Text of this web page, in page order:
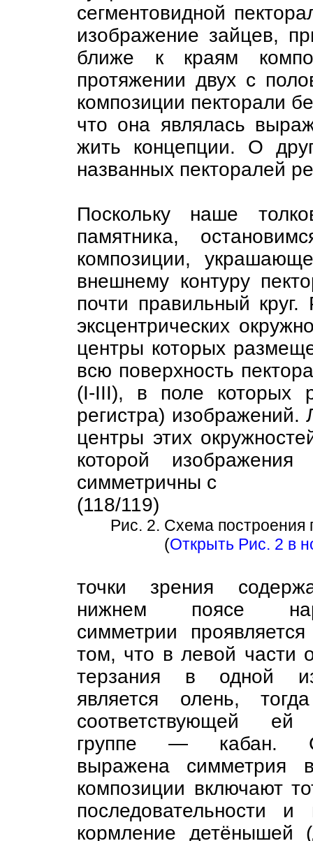
сегментовидной
изображение зайцев,
ближе к краям
протяжении двух с
композиции пекторали
что она являлась
жить концепции. О
названных пекторалей
Поскольку наше
памятника,
композиции,
внешнему контуру
почти правильный
эксцентрических
центры которых
всю поверхность
(I-III), в поле которых
регистра) изображений.
центры этих
которой
симметричны с
(118/119)
Рис. 2. Схема построения
(Открыть Рис. 2 в
точки зрения
нижнем поясе
симметрии
том, что в левой части
терзания в одной
является олень,
соответствующей ей
группе — кабан.
выражена симметрия
композиции включают
последовательности
кормление детёнышей